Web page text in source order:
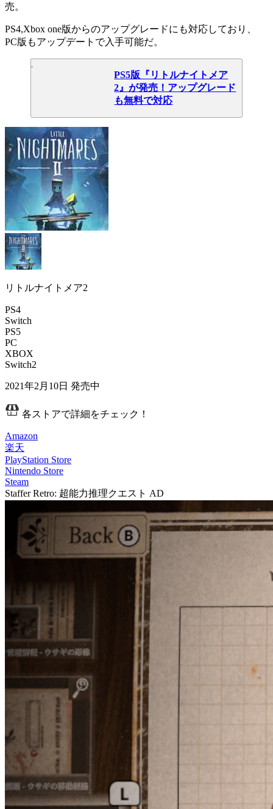
売。
PS4,Xbox one版からのアップグレードにも対応しており、
PC版 もアップデートで入手可能だ。
PS5版『リトルナイトメア
2』が発売！アップグレード
も無料で対応
リトルナイトメア2
PS4
Switch
PS5
PC
XBOX
Switch2
2021年2月10日 発売中
各ストアで詳細をチェック！
Amazon
楽天
PlayStation Store
Nintendo Store
Steam
Staffer Retro: 超能力推理クエスト AD